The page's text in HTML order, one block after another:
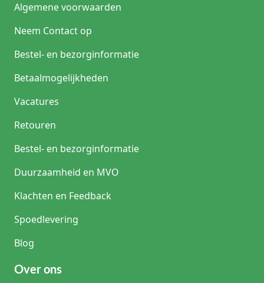
Algemene voorwaarden
Neem Contact op
Bestel- en bezorginformatie
Betaalmogelijkheden
Vacatures
Retouren
Bestel- en bezorginformatie
Duurzaamheid en MVO
Klachten en Feedback
Spoedlevering
Blog
Over ons